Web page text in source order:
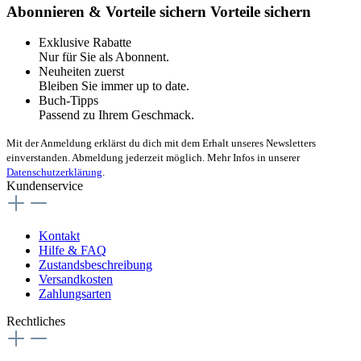
Abonnieren & Vorteile sichern Vorteile sichern
Exklusive Rabatte
Nur für Sie als Abonnent.
Neuheiten zuerst
Bleiben Sie immer up to date.
Buch-Tipps
Passend zu Ihrem Geschmack.
Mit der Anmeldung erklärst du dich mit dem Erhalt unseres Newsletters
einverstanden. Abmeldung jederzeit möglich. Mehr Infos in unserer
Datenschutzerklärung.
Kundenservice
Kontakt
Hilfe & FAQ
Zustandsbeschreibung
Versandkosten
Zahlungsarten
Rechtliches